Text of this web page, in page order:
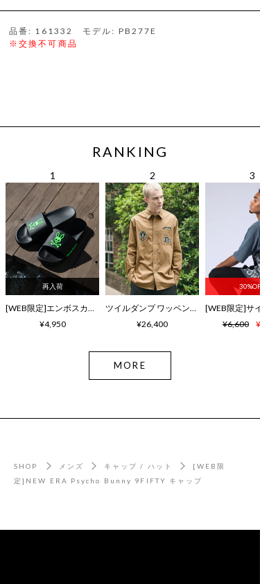
品番: 161332 モデル: PB277E
※交換不可商品
RANKING
再入荷
[WEB限定]エンボスカラーロゴ シャワーサンダル
¥4,950
ツイルダンプ ワッペン刺繍ワッシャーシャツ
¥26,400
¥6,600
MORE
SHOP メンズ キャップ / ハット
[WEB限
定]NEW ERA Psycho Bunny 9FIFTY キャップ